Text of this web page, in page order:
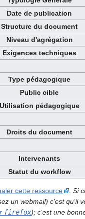
Date de publication
Structure du document
Niveau d'agrégation
Exigences techniques
Type pédagogique
Public cible
Utilisation pédagogique
Droits du document
Intervenants
Statut du workflow
cette ressource
Si
un webmail) c'est qu'il
firefox); c'est une